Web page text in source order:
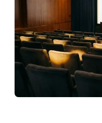
Nieuws
Neem contact op